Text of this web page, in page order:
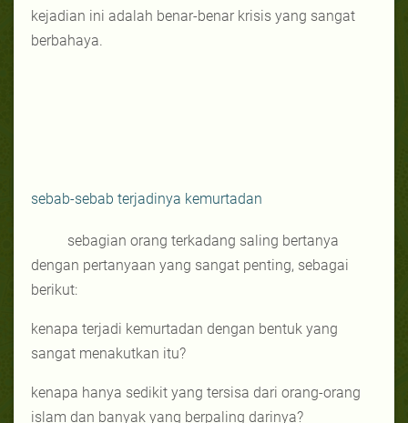
kejadian ini adalah benar-benar krisis yang sangat
berbahaya.
sebab-sebab terjadinya kemurtadan
sebagian orang terkadang saling bertanya
dengan pertanyaan yang sangat penting, sebagai
berikut:
kenapa terjadi kemurtadan dengan bentuk yang
sangat menakutkan itu?
kenapa hanya sedikit yang tersisa dari orang-orang
islam dan banyak yang berpaling darinya?